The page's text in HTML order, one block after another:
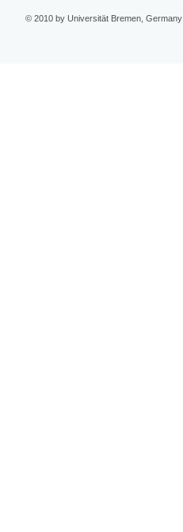
© 2010 by Universität Bremen, Germany